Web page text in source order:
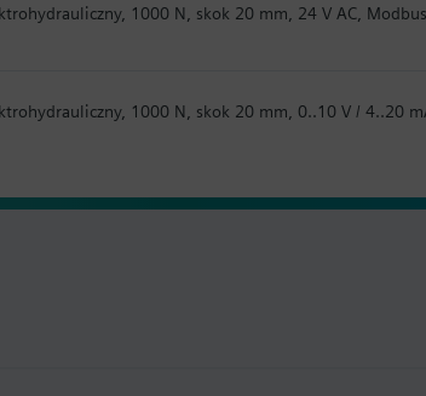
1000 N, skok 20 mm, 24 V AC, Modbus
1000 N, skok 20 mm, 0..10 V / 4..20